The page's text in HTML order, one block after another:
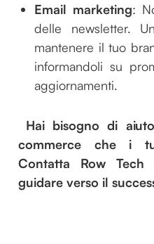
Email marketing:
delle newsletter.
mantenere il tuo
informandoli su
aggiornamenti.
Hai bisogno di
commerce che i
Contatta Row
guidare verso il